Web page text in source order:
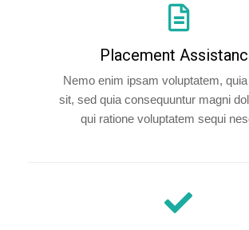
Placement
Nemo enim ipsam voluptatem,
sit, sed quia consequuntur magni
qui ratione voluptatem sequi